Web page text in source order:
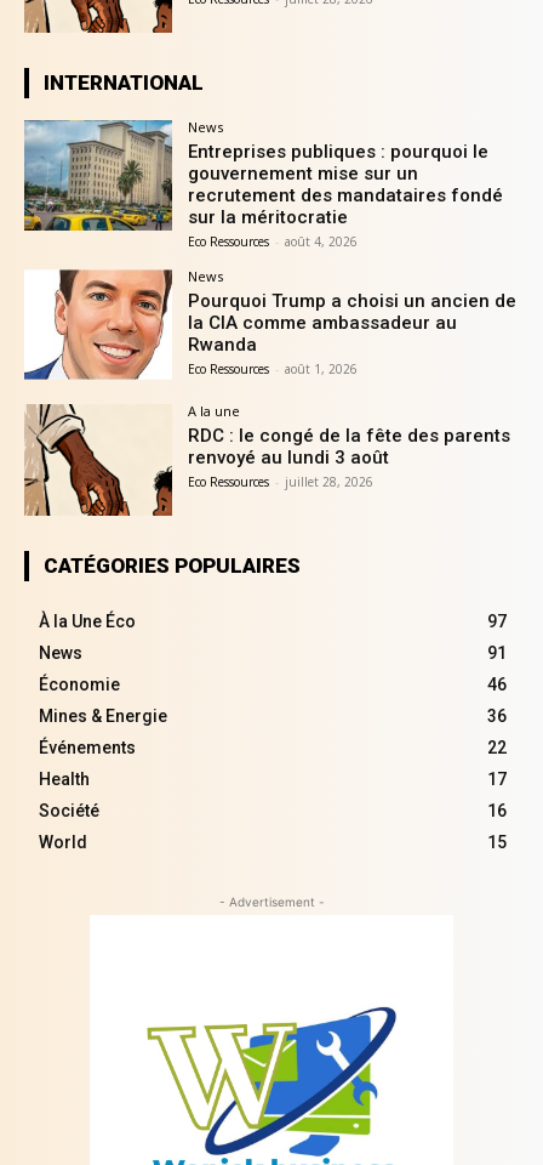
INTERNATIONAL
News
Entreprises publiques : pourquoi le
gouvernement mise sur un
recrutement des mandataires fondé
sur la méritocratie
Eco Ressources - août 4, 2026
News
Pourquoi Trump a choisi un ancien de
la CIA comme ambassadeur au
Rwanda
Eco Ressources - août 1, 2026
A la une
RDC : le congé de la fête des parents
renvoyé au lundi 3 août
Eco Ressources - juillet 28, 2026
CATÉGORIES POPULAIRES
À la Une Éco
97
News
91
Économie
46
Mines & Energie
36
Événements
22
Health
17
Société
16
World
15
- Advertisement -